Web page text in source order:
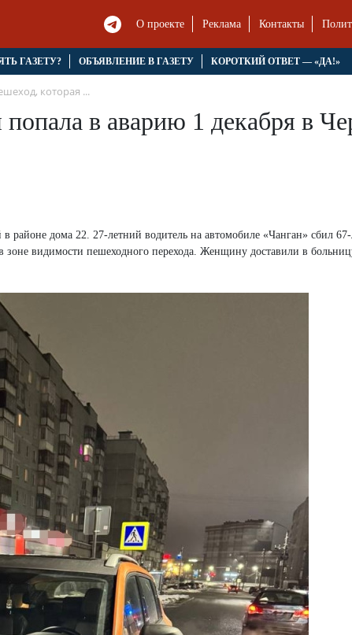
О проекте Реклама Контакты
ГАЗЕТУ? ОБЪЯВЛЕНИЕ В ГАЗЕТУ КОРОТКИЙ ОТВЕТ — «ДА!»
которая ...
в аварию 1 декабря в
в районе дома 22. 27-летний водитель на автомобиле «Чанган» сбил
видимости пешеходного перехода. Женщину доставили в